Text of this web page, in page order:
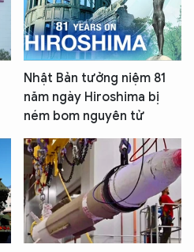
Nhật Bản tưởng niệm 81
năm ngày Hiroshima bị
ném bom nguyên tử
CỦA
điều gì bạn cần biết về